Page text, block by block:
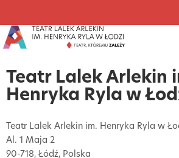
<'
0,00
PLN
Teatr Lalek Arlekin
Henryka Ryla w
Teatr Lalek Arlekin im. Henryka Ryla w
Al. 1 Maja 2
90-718, Łódź, Polska